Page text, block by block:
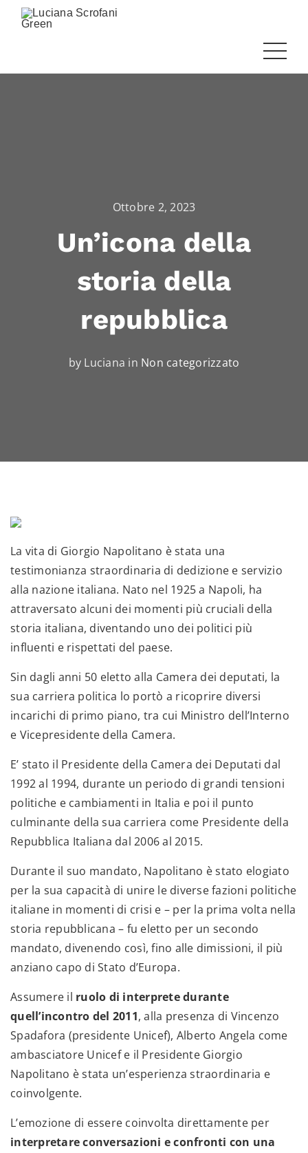
Ottobre 2, 2023
Un’icona della
storia della
repubblica
by Luciana in Non categorizzato
La vita di Giorgio Napolitano è stata una
testimonianza straordinaria di dedizione e servizio
alla nazione italiana. Nato nel 1925 a Napoli, ha
attraversato alcuni dei momenti più cruciali della
storia italiana, diventando uno dei politici più
influenti e rispettati del paese.
Sin dagli anni 50 eletto alla Camera dei deputati, la
sua carriera politica lo portò a ricoprire diversi
incarichi di primo piano, tra cui Ministro dell’Interno
e Vicepresidente della Camera.
E’ stato il Presidente della Camera dei Deputati dal
1992 al 1994, durante un periodo di grandi tensioni
politiche e cambiamenti in Italia e poi il punto
culminante della sua carriera come Presidente della
Repubblica Italiana dal 2006 al 2015.
Durante il suo mandato, Napolitano è stato elogiato
per la sua capacità di unire le diverse fazioni politiche
italiane in momenti di crisi e – per la prima volta nella
storia repubblicana – fu eletto per un secondo
mandato, divenendo così, fino alle dimissioni, il più
anziano capo di Stato d’Europa.
Assumere il ruolo di interprete durante
quell’incontro del 2011, alla presenza di Vincenzo
Spadafora (presidente Unicef), Alberto Angela come
ambasciatore Unicef e il Presidente Giorgio
Napolitano è stata un’esperienza straordinaria e
coinvolgente.
L’emozione di essere coinvolta direttamente per
interpretare conversazioni e confronti con una